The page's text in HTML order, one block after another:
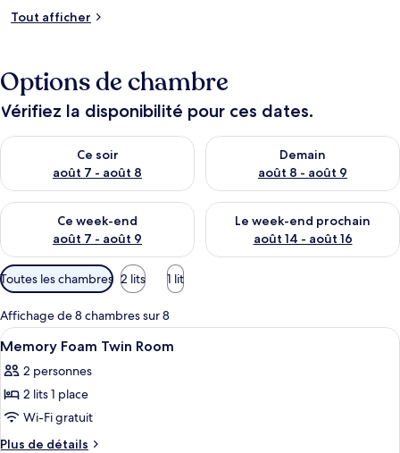
Tout afficher
Options de chambre
Vérifiez la disponibilité pour ces dates.
Ce soir
août 7 - août 8
Vérifier la disponibilité pour ce soir août 7 - août 8
Demain
août 8 - août 9
Vérifier la disponibilité pour
Ce week-end
août 7 - août 9
Vérifier la disponibilité pour ce week-end août 7 - août 9
Le week-end prochain
août 14 - août 16
Vérifier la disponibilité pour
Filtres
disponibles
pour
les
chambres
Toutes les chambres 2 lits 1 lit
Affichage de 8 chambres sur 8
Afficher
toutes
les
photos
pour
ce
7
Memory Foam Twin Room
2 personnes
2 lits 1 place
Wi-Fi gratuit
Plus de détails
Plus